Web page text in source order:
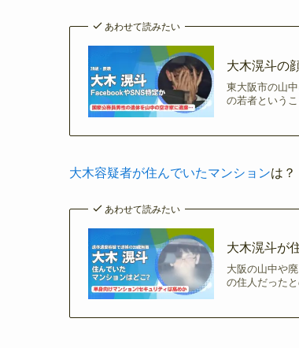
あわせて読みたい
大木滉斗の
東大阪市の山
の若者という
大木容疑者が住んでいたマンションは？
あわせて読みたい
大木滉斗が
大阪の山中や
の住人だった